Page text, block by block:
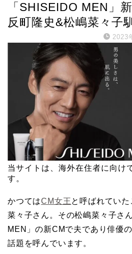
「SHISEIDO MEN」
反町隆史&松嶋菜々子
2023
当サイトは、海外在住者に向け
す。
かつてはCM女王と呼ばれてい
菜々子さん。その松嶋菜々子さ
MEN」の新CMで夫であり俳優
話題を呼んでいます。